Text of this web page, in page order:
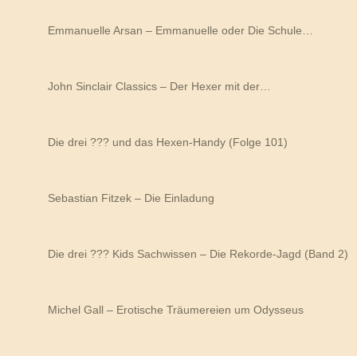
Emmanuelle Arsan – Emmanuelle oder Die Schule…
John Sinclair Classics – Der Hexer mit der…
Die drei ??? und das Hexen-Handy (Folge 101)
Sebastian Fitzek – Die Einladung
Die drei ??? Kids Sachwissen – Die Rekorde-Jagd (Band 2)
Michel Gall – Erotische Träumereien um Odysseus